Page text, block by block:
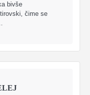
bivše
čime se